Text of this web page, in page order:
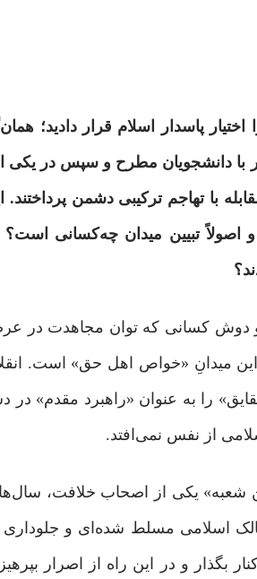
پاسدار اسلام قرار دادید؛
با دانشجویان مطرح و سپس در
با تهاجم ترکیبی دشمن پرداختند.
و اصولاً تبیین میدان چه‌کسانی
دوش کسانی که توان مجاهدت در
میدانِ «خواص اهل حق» است.
را به عنوان «راهبرد مقدم» در
از نفس نمی‌افتد.
شعبه» یکی از اصحاب خلافت،
اسلامی مسلط شده‌ای و جلوداری
بگذار و در این راه از اصرار